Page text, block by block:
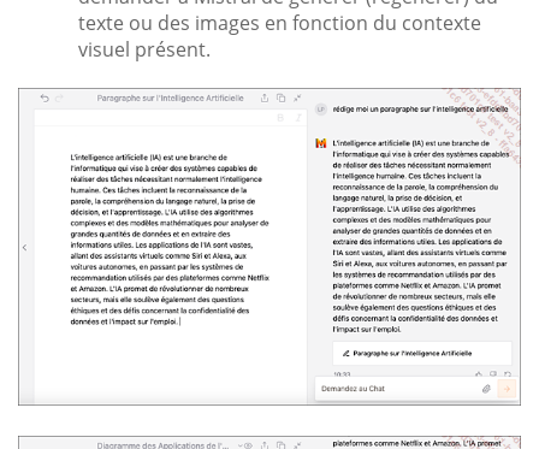
texte ou des images en fonction du contexte
visuel présent.